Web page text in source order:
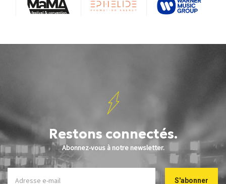
Restons connectés.
Abonnez-vous à notre newsletter.